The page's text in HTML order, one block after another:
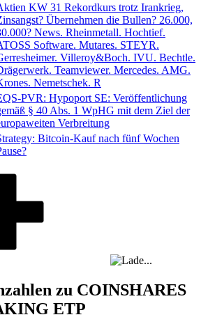
KW 31 Rekordkurs trotz Irankrieg,
Übernehmen die Bullen? 26.000,
News. Rheinmetall. Hochtief.
Software. Mutares. STEYR.
Villeroy&Boch. IVU. Bechtle.
Teamviewer. Mercedes. AMG.
Nemetschek. R
PVR: Hypoport SE: Veröffentlichung
§ 40 Abs. 1 WpHG mit dem Ziel der
Verbreitung
Bitcoin-Kauf nach fünf Wochen
zu COINSHARES
ETP